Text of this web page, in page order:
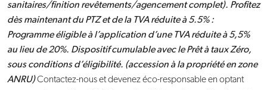
sanitaires/finition revêtements/agencement complet). Profitez
dès maintenant du PTZ et de la TVA réduite à 5.5% :
Programme éligible à l’application d’une TVA réduite à 5,5%
au lieu de 20%. Dispositif cumulable avec le Prêt à taux Zéro,
sous conditions d’éligibilité. (accession à la propriété en zone
ANRU)Contactez-nous et devenez éco-responsable en optant